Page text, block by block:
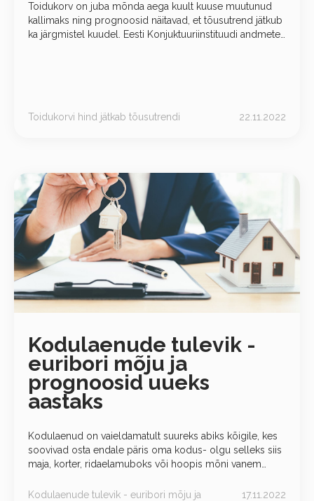
Toidukorv on juba mõnda aega kuult kuuse muutunud
kallimaks ning prognoosid näitavad, et tõusutrend jätkub
ka järgmistel kuudel. Eesti Konjuktuuriinstituudi andmetel,
Toidukorvi hind jätkab tõusutrendi 22.11.2022
Kodulaenude tulevik -
euribori mõju ja
prognoosid uueks
aastaks
Kodulaenud on vaieldamatult suureks abiks kõigile, kes
soovivad osta endale päris oma kodus- olgu selleks siis
maja, korter, ridaelamuboks või hoopis mõni vanem
tingimustega laenuks- see on üldjuhul pikaajaline,
Kodulaenude tulevik - euribori mõju ja
17.11.2022